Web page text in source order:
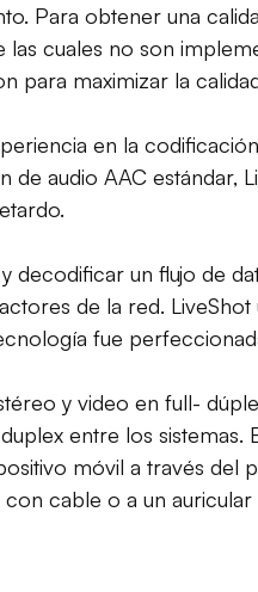
Para obtener una
cuales no son
para maximizar la
en la
de audio AAC estándar,
decodificar un flujo de
de la red.
fue
y video en full-
entre los
móvil a través
cable o a un auricular